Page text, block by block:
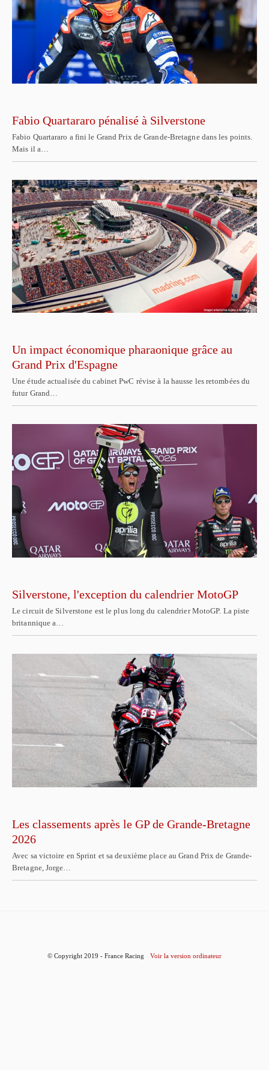
Fabio Quartararo pénalisé à Silverstone
Fabio Quartararo a fini le Grand Prix de Grande-Bretagne dans les points.
Mais il a…
Un impact économique pharaonique grâce au
Grand Prix d'Espagne
Une étude actualisée du cabinet PwC révise à la hausse les retombées du
futur Grand…
Silverstone, l'exception du calendrier MotoGP
Le circuit de Silverstone est le plus long du calendrier MotoGP. La piste
britannique a…
Les classements après le GP de Grande-Bretagne
2026
Avec sa victoire en Sprint et sa deuxième place au Grand Prix de Grande-
Bretagne, Jorge…
© Copyright 2019 - France Racing Voir la version ordinateur